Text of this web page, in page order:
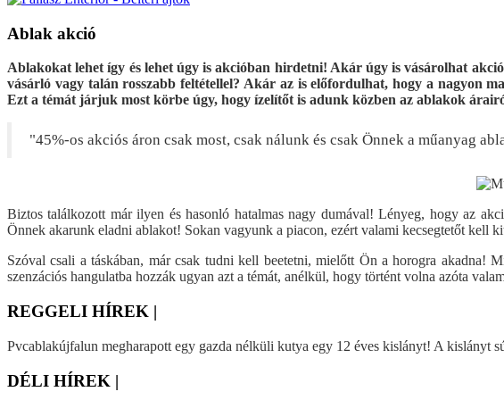
Ablak akció
Ablakokat lehet így és lehet úgy is akcióban hirdetni! Akár úgy is vásárolhat
vásárló vagy talán rosszabb feltétellel? Akár az is előfordulhat, hogy a nagyon
Ezt a témát járjuk most körbe úgy, hogy ízelítőt is adunk közben az ablakok
"45%-os akciós áron csak most, csak nálunk és csak Önnek a műanyag
Biztos találkozott már ilyen és hasonló hatalmas nagy dumával! Lényeg, hogy az
Önnek akarunk eladni ablakot! Sokan vagyunk a piacon, ezért valami kecsegtetőt kell
Szóval csali a táskában, már csak tudni kell beetetni, mielőtt Ön a horogra
szenzációs hangulatba hozzák ugyan azt a témát, anélkül, hogy történt volna azóta
REGGELI HÍREK |
Pvcablakújfalun megharapott egy gazda nélküli kutya egy 12 éves kislányt! A kislányt
DÉLI HÍREK |